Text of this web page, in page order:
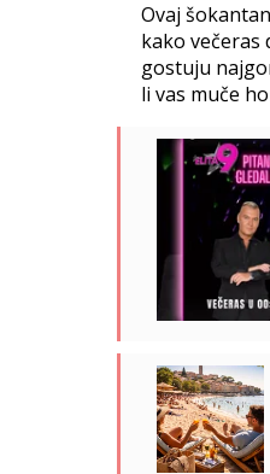
Ovaj
kako večeras
gostuju
li vas muče